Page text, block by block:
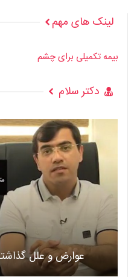
لینک های مهم
بیمه تکمیلی برای چشم
دکتر سلام
عوارض و علل